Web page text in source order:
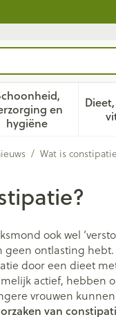
en
hygiëneToon submenu
/ Wat is
ook wel
ontlasting
door een dieet
actief, hebben
vrouwen
van